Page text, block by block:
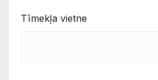
Tīmekļa vietne